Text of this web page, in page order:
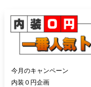
今月のキャンペーン
内装０円企画